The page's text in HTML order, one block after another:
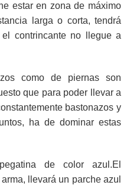
estar en zona de máximo
larga o corta, tendrá
contrincante no llegue a
como de piernas son
que para poder llevar a
bastonazos y
ha de dominar estas
de color azul.El
llevará un parche azul